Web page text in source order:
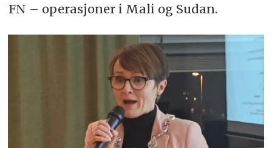
FN – operasjoner i Mali og Sudan.